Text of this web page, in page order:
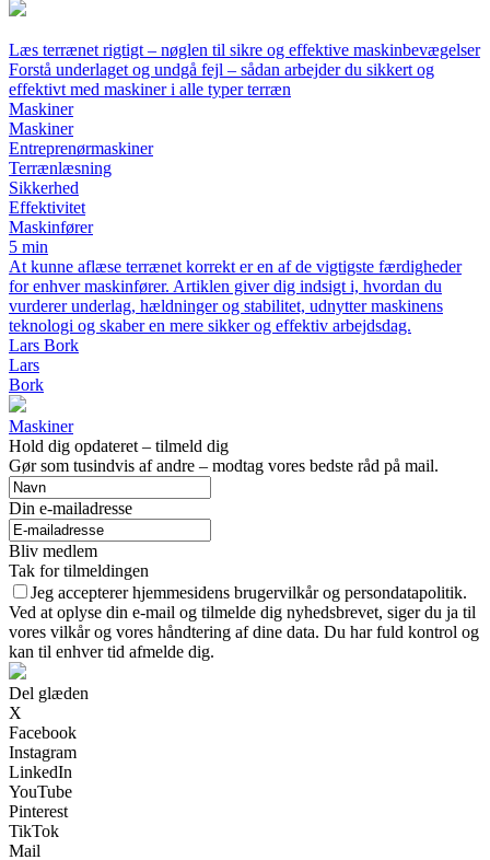
Læs terrænet rigtigt – nøglen til sikre og effektive maskinbevægelser
Forstå underlaget og undgå fejl – sådan arbejder du sikkert og
effektivt med maskiner i alle typer terræn
Maskiner
Maskiner
Entreprenørmaskiner
Terrænlæsning
Sikkerhed
Effektivitet
Maskinfører
5 min
At kunne aflæse terrænet korrekt er en af de vigtigste færdigheder
for enhver maskinfører. Artiklen giver dig indsigt i, hvordan du
vurderer underlag, hældninger og stabilitet, udnytter maskinens
teknologi og skaber en mere sikker og effektiv arbejdsdag.
Lars Bork
Lars
Bork
Maskiner
Hold dig opdateret – tilmeld dig
Gør som tusindvis af andre – modtag vores bedste råd på mail.
Din e-mailadresse
Bliv medlem
Tak for tilmeldingen
Jeg accepterer hjemmesidens brugervilkår og persondatapolitik.
Ved at oplyse din e-mail og tilmelde dig nyhedsbrevet, siger du ja til
vores vilkår og vores håndtering af dine data. Du har fuld kontrol og
kan til enhver tid afmelde dig.
Del glæden
X
Facebook
Instagram
LinkedIn
YouTube
Pinterest
TikTok
Mail